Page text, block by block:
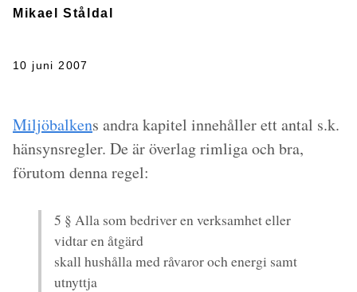
Mikael Ståldal
10 juni 2007
Miljöbalkens andra kapitel innehåller ett antal s.k.
hänsynsregler. De är överlag rimliga och bra,
förutom denna regel:
5 § Alla som bedriver en verksamhet eller
vidtar en åtgärd
skall hushålla med råvaror och energi samt
utnyttja